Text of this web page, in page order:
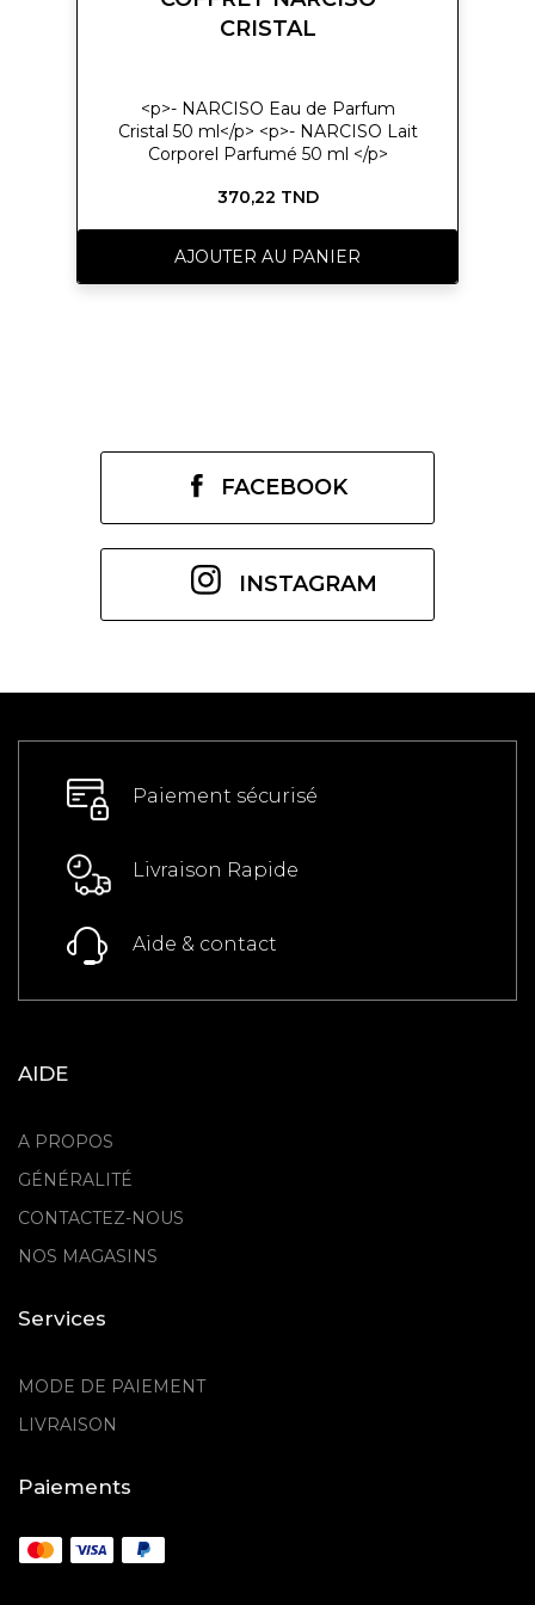
CRISTAL
<p>- NARCISO Eau de Parfum
Cristal 50 ml</p> <p>- NARCISO Lait
Corporel Parfumé 50 ml </p>
370,22 TND
AJOUTER AU PANIER
FACEBOOK
INSTAGRAM
Paiement sécurisé
Livraison Rapide
Aide & contact
AIDE
A PROPOS
GÉNÉRALITÉ
CONTACTEZ-NOUS
NOS MAGASINS
Services
MODE DE PAIEMENT
LIVRAISON
Paiements